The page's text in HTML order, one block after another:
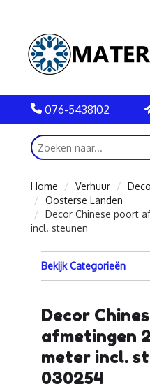
076-5438102
Home
Verhuur
Oosterse Landen
Decor Chinese poort
incl. steunen
Bekijk Categorieën
Decor
afmetingen
meter incl.
030254